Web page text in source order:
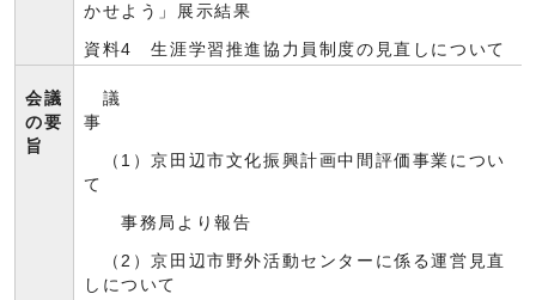
かせよう」展示結果
資料4 生涯学習推進協力員制度の見直しについて
会議
の要
旨
議
事
（1）京田辺市文化振興計画中間評価事業につい
て
事務局より報告
（2）京田辺市野外活動センターに係る運営見直
しについて